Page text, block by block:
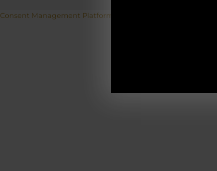
Consent Management Platform von Real Cookie Banner